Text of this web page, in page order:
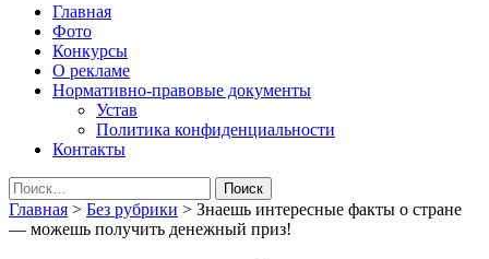
Народная трибуна
Калининская районная газета
Главная
Фото
Конкурсы
О рекламе
Нормативно-правовые документы
Устав
Политика конфиденциальности
Контакты
Найти:
Главная > Без рубрики > Знаешь интересные факты о стране
— можешь получить денежный приз!